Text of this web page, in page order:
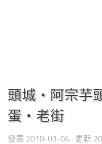
頭城‧阿宗芋
蛋‧老街
發表 2010-03-04 · 更新